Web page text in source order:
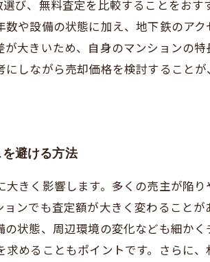
び、無料査定を比較することをお
や設備の状態に加え、地下鉄のア
大きいため、自身のマンションの特
しながら売却価格を検討すること
避ける方法
きく影響します。多くの売主が陥
ンでも査定額が大きく変わること
状態、周辺環境の変化なども細か
めることもポイントです。さらに